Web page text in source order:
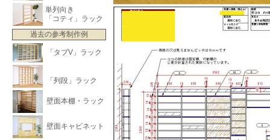
単列向き
「コティ」ラック
過去の参考制作例
「タブV」ラック
「列段」ラック
壁面本棚・ラック
壁面キャビネット